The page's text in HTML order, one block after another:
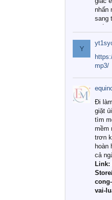
nhấn
sang
Tuy
với
như
cấp
khí
giải
1.
cao
liệu
Y
mp3/
Đi
giặt
tìm
mềm
trơn
hoàn
cả
Link:
vai-